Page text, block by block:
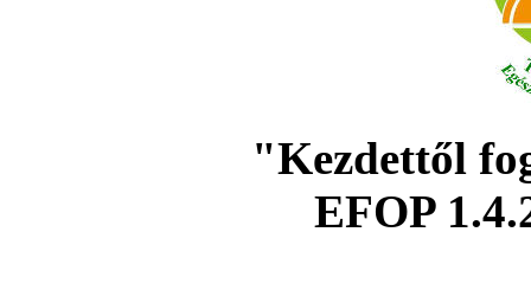
"Kezdettől
EFOP